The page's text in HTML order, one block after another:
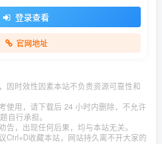
登录查看
官网地址
因时效性因素本站不负责资源可靠性和
使用，请下载后 24 小时内删除，不允许
自行承担。
告，出现任何后果，均与本站无关。
Ctrl+D收藏本站，网站持久离不开大家的